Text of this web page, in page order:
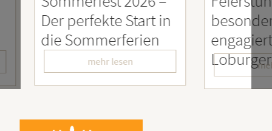
besonders
engagierter
LoburgerInnen
mehr lesen
–